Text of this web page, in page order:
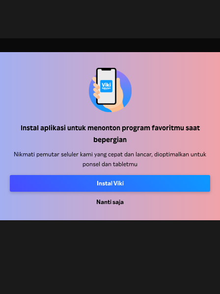
Instal aplikasi untuk menonton program favoritmu saat
bepergian
Nikmati pemutar seluler kami yang cepat dan lancar, dioptimalkan untuk
ponsel dan tabletmu
Instal Viki
Nanti saja
Pusat Bantuan
Mitra Distribusi